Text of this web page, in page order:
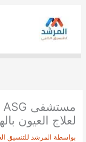
لعلاج العيون
بواسطة المرشد للتنسيق